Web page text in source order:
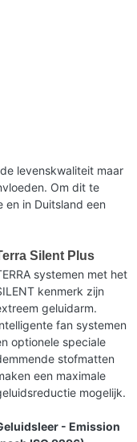
levenskwaliteit maar
Om dit te
en in Duitsland een
Silent Plus
systemen met het
kenmerk zijn
geluidarm.
fan systemen
optionele speciale
stofmatten
een maximale
mogelijk.
- Emission